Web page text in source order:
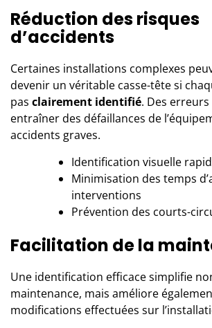
Réduction des risques
d’accidents
Certaines installations complexes
devenir un véritable casse-tête si
pas clairement identifié. Des
entraîner des défaillances de
accidents graves.
Identification visuelle
Minimisation des temps
interventions
Prévention des courts-
Facilitation de la
Une identification efficace simplifie
maintenance, mais améliore
modifications effectuées sur